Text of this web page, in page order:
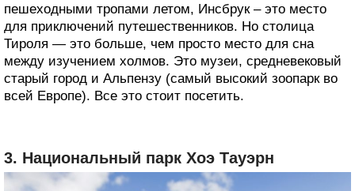
пешеходными тропами летом, Инсбрук – это место
для приключений путешественников. Но столица
Тироля — это больше, чем просто место для сна
между изучением холмов. Это музеи, средневековый
старый город и Альпензу (самый высокий зоопарк во
всей Европе). Все это стоит посетить.
3. Национальный парк Хоэ Тауэрн